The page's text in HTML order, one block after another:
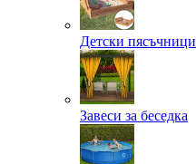
Детски пясъчници
Завеси за беседка